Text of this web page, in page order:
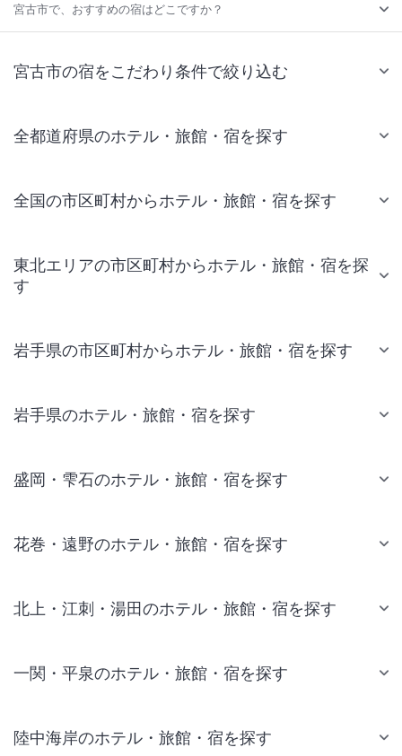
宮古市で、おすすめの宿はどこですか？
宮古市の宿をこだわり条件で絞り込む
全都道府県のホテル・旅館・宿を探す
全国の市区町村からホテル・旅館・宿を探す
東北エリアの市区町村からホテル・旅館・宿を探
す
岩手県の市区町村からホテル・旅館・宿を探す
岩手県のホテル・旅館・宿を探す
盛岡・雫石のホテル・旅館・宿を探す
花巻・遠野のホテル・旅館・宿を探す
北上・江刺・湯田のホテル・旅館・宿を探す
一関・平泉のホテル・旅館・宿を探す
陸中海岸のホテル・旅館・宿を探す